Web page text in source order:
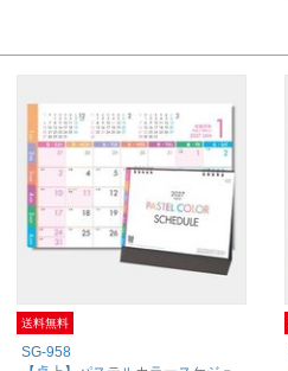
送料無料
SG-958